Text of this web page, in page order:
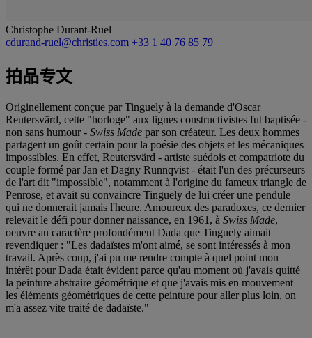
Christophe Durant-Ruel
cdurand-ruel@christies.com +33 1 40 76 85 79
拍品专文
Originellement conçue par Tinguely à la demande d'Oscar
Reutersvärd, cette "horloge" aux lignes constructivistes fut baptisée -
non sans humour - Swiss Made par son créateur. Les deux hommes
partagent un goût certain pour la poésie des objets et les mécaniques
impossibles. En effet, Reutersvärd - artiste suédois et compatriote du
couple formé par Jan et Dagny Runnqvist - était l'un des précurseurs
de l'art dit "impossible", notamment à l'origine du fameux triangle de
Penrose, et avait su convaincre Tinguely de lui créer une pendule
qui ne donnerait jamais l'heure. Amoureux des paradoxes, ce dernier
relevait le défi pour donner naissance, en 1961, à Swiss Made,
oeuvre au caractère profondément Dada que Tinguely aimait
revendiquer : "Les dadaïstes m'ont aimé, se sont intéressés à mon
travail. Après coup, j'ai pu me rendre compte à quel point mon
intérêt pour Dada était évident parce qu'au moment où j'avais quitté
la peinture abstraire géométrique et que j'avais mis en mouvement
les éléments géométriques de cette peinture pour aller plus loin, on
m'a assez vite traité de dadaïste."